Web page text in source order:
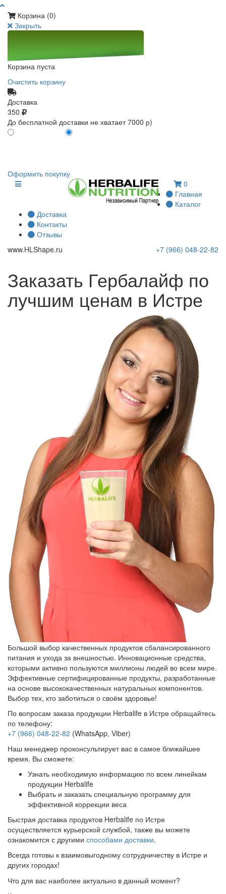
Корзина (0)
Закрыть
Корзина пуста
Очистить корзину
Доставка
350
До бесплатной доставки не хватает 7000 р)
Оформить покупку
0
Главная
Каталог
Доставка
Контакты
Отзывы
www.HLShape.ru +7 (966) 048-22-82
Заказать Гербалайф по
лучшим ценам в Истре
Большой выбор качественных продуктов сбалансированного
питания и ухода за внешностью. Инновационные средства,
которыми активно пользуются миллионы людей во всем мире.
Эффективные сертифицированные продукты, разработанные
на основе высококачественных натуральных компонентов.
Выбор тех, кто заботиться о своём здоровье!
По вопросам заказа продукции Herbalife в Истре обращайтесь
по телефону:
+7 (966) 048-22-82 (WhatsApp, Viber)
Наш менеджер проконсультирует вас в самое ближайшее
время. Вы сможете:
Узнать необходимую информацию по всем линейкам
продукции Herbalife
Выбрать и заказать специальную программу для
эффективной коррекции веса
Быстрая доставка продуктов Herbalife по Истре
осуществляется курьерской службой, также вы можете
ознакомится с другими способами доставки.
Всегда готовы к взаимовыгодному сотрудничеству в Истре и
других городах!
Что для вас наиболее актуально в данный момент?